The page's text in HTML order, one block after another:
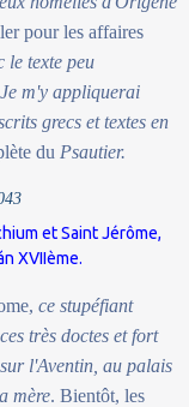
pour les affaires
le texte peu
Je m'y appliquerai
grecs et textes en
du Psautier.
et Saint Jérôme,
XVIIème.
ce stupéfiant
très doctes et fort
l'Aventin, au palais
mère. Bientôt, les